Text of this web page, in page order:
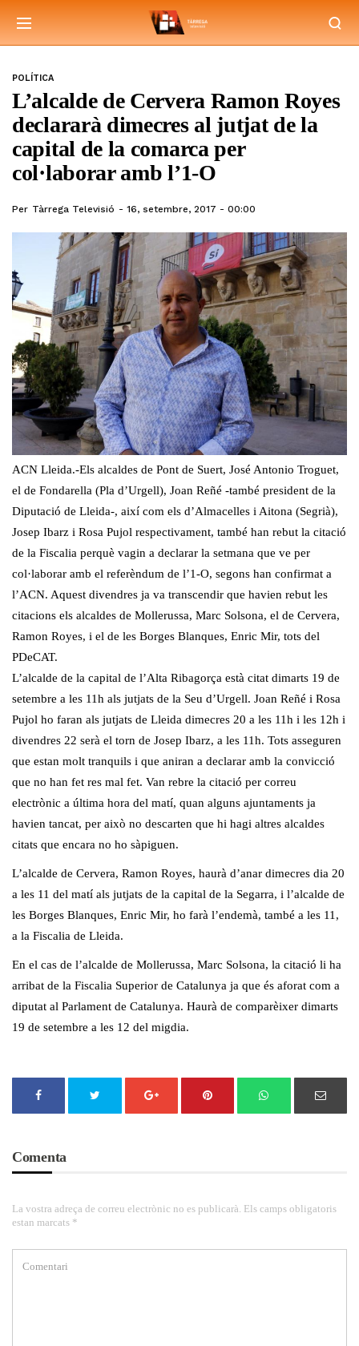
POLÍTICA
L’alcalde de Cervera Ramon Royes
declararà dimecres al jutjat de la
capital de la comarca per
col·laborar amb l’1-O
Per Tàrrega Televisió 16, setembre, 2017 - 00:00
ACN Lleida.-Els alcaldes de Pont de Suert, José Antonio Troguet,
el de Fondarella (Pla d’Urgell), Joan Reñé -també president de la
Diputació de Lleida-, així com els d’Almacelles i Aitona (Segrià),
Josep Ibarz i Rosa Pujol respectivament, també han rebut la citació
de la Fiscalia perquè vagin a declarar la setmana que ve per
col·laborar amb el referèndum de l’1-O, segons han confirmat a
l’ACN. Aquest divendres ja va transcendir que havien rebut les
citacions els alcaldes de Mollerussa, Marc Solsona, el de Cervera,
Ramon Royes, i el de les Borges Blanques, Enric Mir, tots del
PDeCAT.
L’alcalde de la capital de l’Alta Ribagorça està citat dimarts 19 de
setembre a les 11h als jutjats de la Seu d’Urgell. Joan Reñé i Rosa
Pujol ho faran als jutjats de Lleida dimecres 20 a les 11h i les 12h i
divendres 22 serà el torn de Josep Ibarz, a les 11h. Tots asseguren
que estan molt tranquils i que aniran a declarar amb la convicció
que no han fet res mal fet. Van rebre la citació per correu
electrònic a última hora del matí, quan alguns ajuntaments ja
havien tancat, per això no descarten que hi hagi altres alcaldes
citats que encara no ho sàpiguen.
L’alcalde de Cervera, Ramon Royes, haurà d’anar dimecres dia 20
a les 11 del matí als jutjats de la capital de la Segarra, i l’alcalde de
les Borges Blanques, Enric Mir, ho farà l’endemà, també a les 11,
a la Fiscalia de Lleida.
En el cas de l’alcalde de Mollerussa, Marc Solsona, la citació li ha
arribat de la Fiscalia Superior de Catalunya ja que és aforat com a
diputat al Parlament de Catalunya. Haurà de comparèixer dimarts
19 de setembre a les 12 del migdia.
Comenta
La vostra adreça de correu electrònic no es publicarà. Els camps obligatoris
estan marcats *